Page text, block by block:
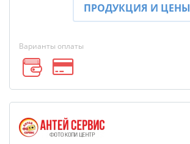
Брелок Госномер
Кухонные
Фото на стеклянной
рамке
Календарь-плакат
ПРОДУКЦИЯ И ЦЕНЫ
Варианты оплаты